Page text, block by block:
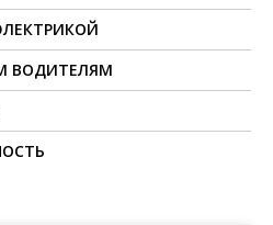
ВОДИТЕЛЯМ